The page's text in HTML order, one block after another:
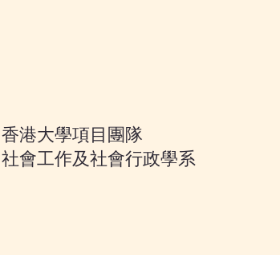
香港大學項目團隊
社會工作及社會行政學系